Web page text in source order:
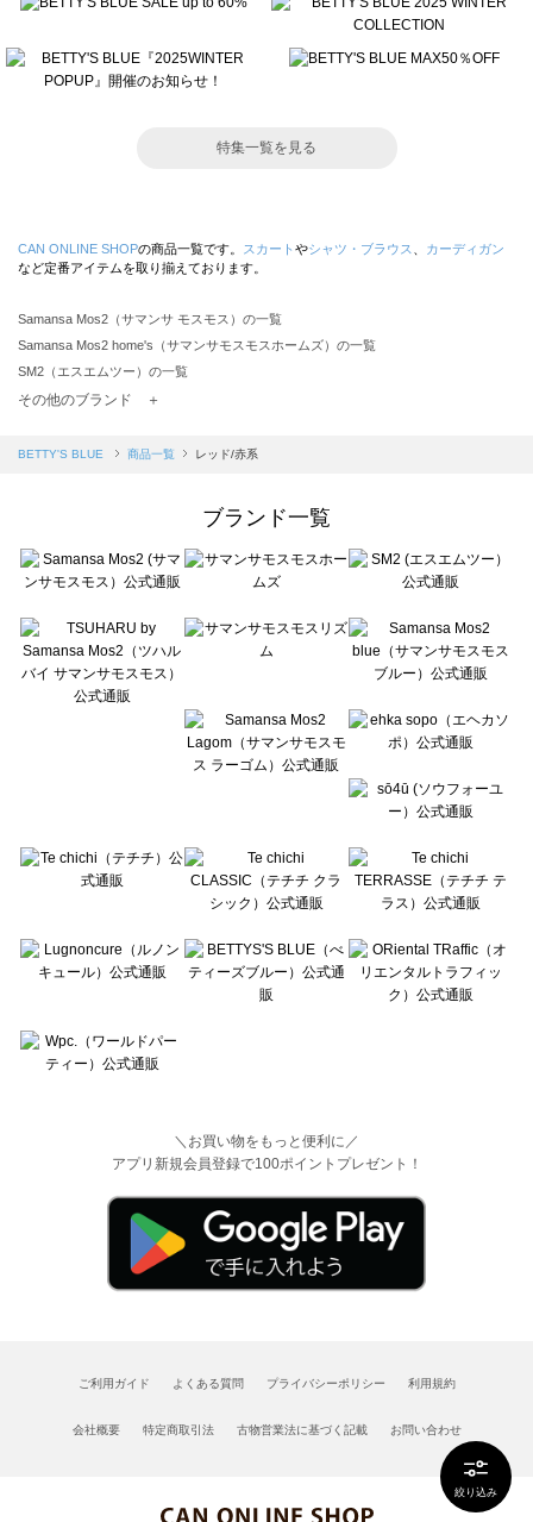
絞り込み
特集一覧を見る
CAN ONLINE SHOPの商品一覧です。 スカート やシャツ・ブラウス
カーディガン
など定番アイテムを取り揃えております。
Samansa Mos2（サマンサ モスモス）の一覧
Samansa Mos2 home's（サマンサモスモスホームズ）の一覧
SM2（エスエムツー）の一覧
TSUHARU by Samansa Mos2（ツハルバイサマンサモスモス）の一覧
Samansa Mos2 blue（サマンサモスモス ブルー）の一覧
Te chichi（テチチ）の一覧
Te chichi CLASSIC（テチチ クラシック）の一覧
Lugnoncure（ルノンキュール）の一覧
BETTY'S BLUE（べティーズブルー）の一覧
Wpc.（ワールドパーティー）の一覧
その他のブランド ＋
BETTY'S BLUE 商品一覧 レッド/赤系
ブランド一覧
＼お買い物をもっと便利に／
アプリ新規会員登録で100ポイントプレゼント！
ご利用ガイド よくある質問 プライバシーポリシー 利用規約
会社概要 特定商取引法 古物営業法に基づく記載 お問い合わせ